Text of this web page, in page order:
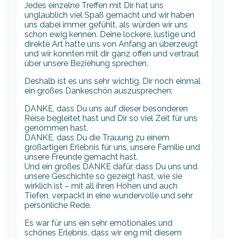
Jedes einzelne Treffen mit Dir hat uns
unglaublich viel Spaß gemacht und wir haben
uns dabei immer gefühlt, als würden wir uns
schon ewig kennen. Deine lockere, lustige und
direkte Art hatte uns von Anfang an überzeugt
und wir konnten mit dir ganz offen und vertraut
über unsere Beziehung sprechen.
Deshalb ist es uns sehr wichtig, Dir noch einmal
ein großes Dankeschön auszusprechen:
DANKE, dass Du uns auf dieser besonderen
Reise begleitet hast und Dir so viel Zeit für uns
genommen hast.
DANKE, dass Du die Trauung zu einem
großartigen Erlebnis für uns, unsere Familie und
unsere Freunde gemacht hast.
Und ein großes DANKE dafür, dass Du uns und
unsere Geschichte so gezeigt hast, wie sie
wirklich ist – mit all ihren Höhen und auch
Tiefen, verpackt in eine wundervolle und sehr
persönliche Rede.
Es war für uns ein sehr emotionales und
schönes Erlebnis, dass wir eng mit diesem